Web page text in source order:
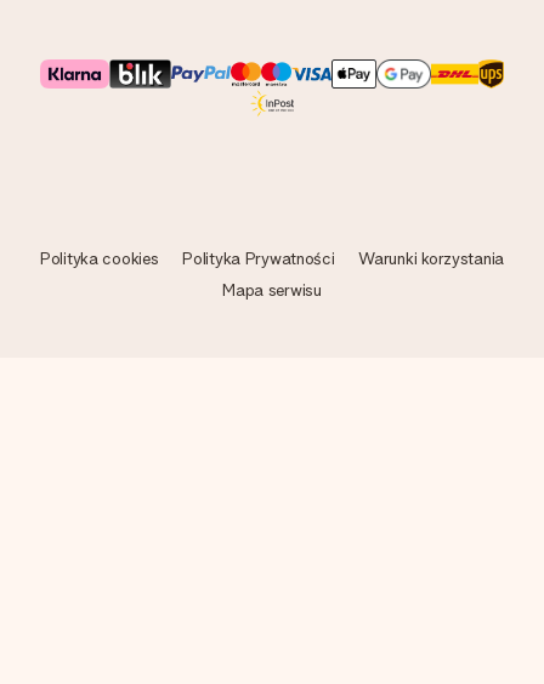
Polityka cookies Polityka Prywatności
Warunki korzystania
Mapa serwisu